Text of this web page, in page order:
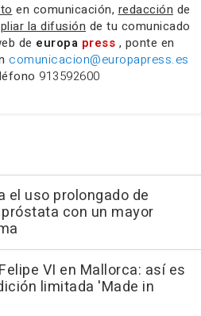
en comunicación, redacción de
la difusión de tu comunicado
de europa press , ponte en
comunicacion@europapress.es
913592600
el uso prolongado de
con un mayor
VI en Mallorca: así es
limitada 'Made in